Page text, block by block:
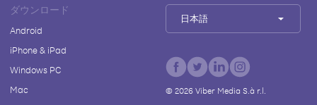
ダウンロード
Android
iPhone & iPad
Windows PC
Mac
日本語
© 2026Viber Media S.à r.l.